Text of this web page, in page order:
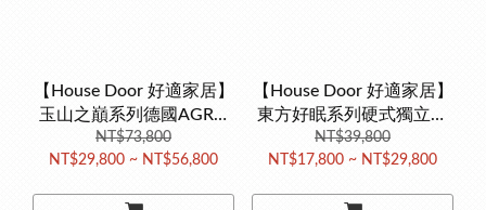
【House Door 好適家居】
玉山之巔系列德國AGRO
獨立筒床墊 (德國AGRO彈
簧 台灣製造)
NT$73,800
NT$29,800 ~ NT$56,800
【House Door 好適家居】
東方好眠系列硬式獨立筒
床墊(東方人專屬 2.4mm彈
簧支撐 台灣製造)
NT$39,800
NT$17,800 ~ NT$29,800